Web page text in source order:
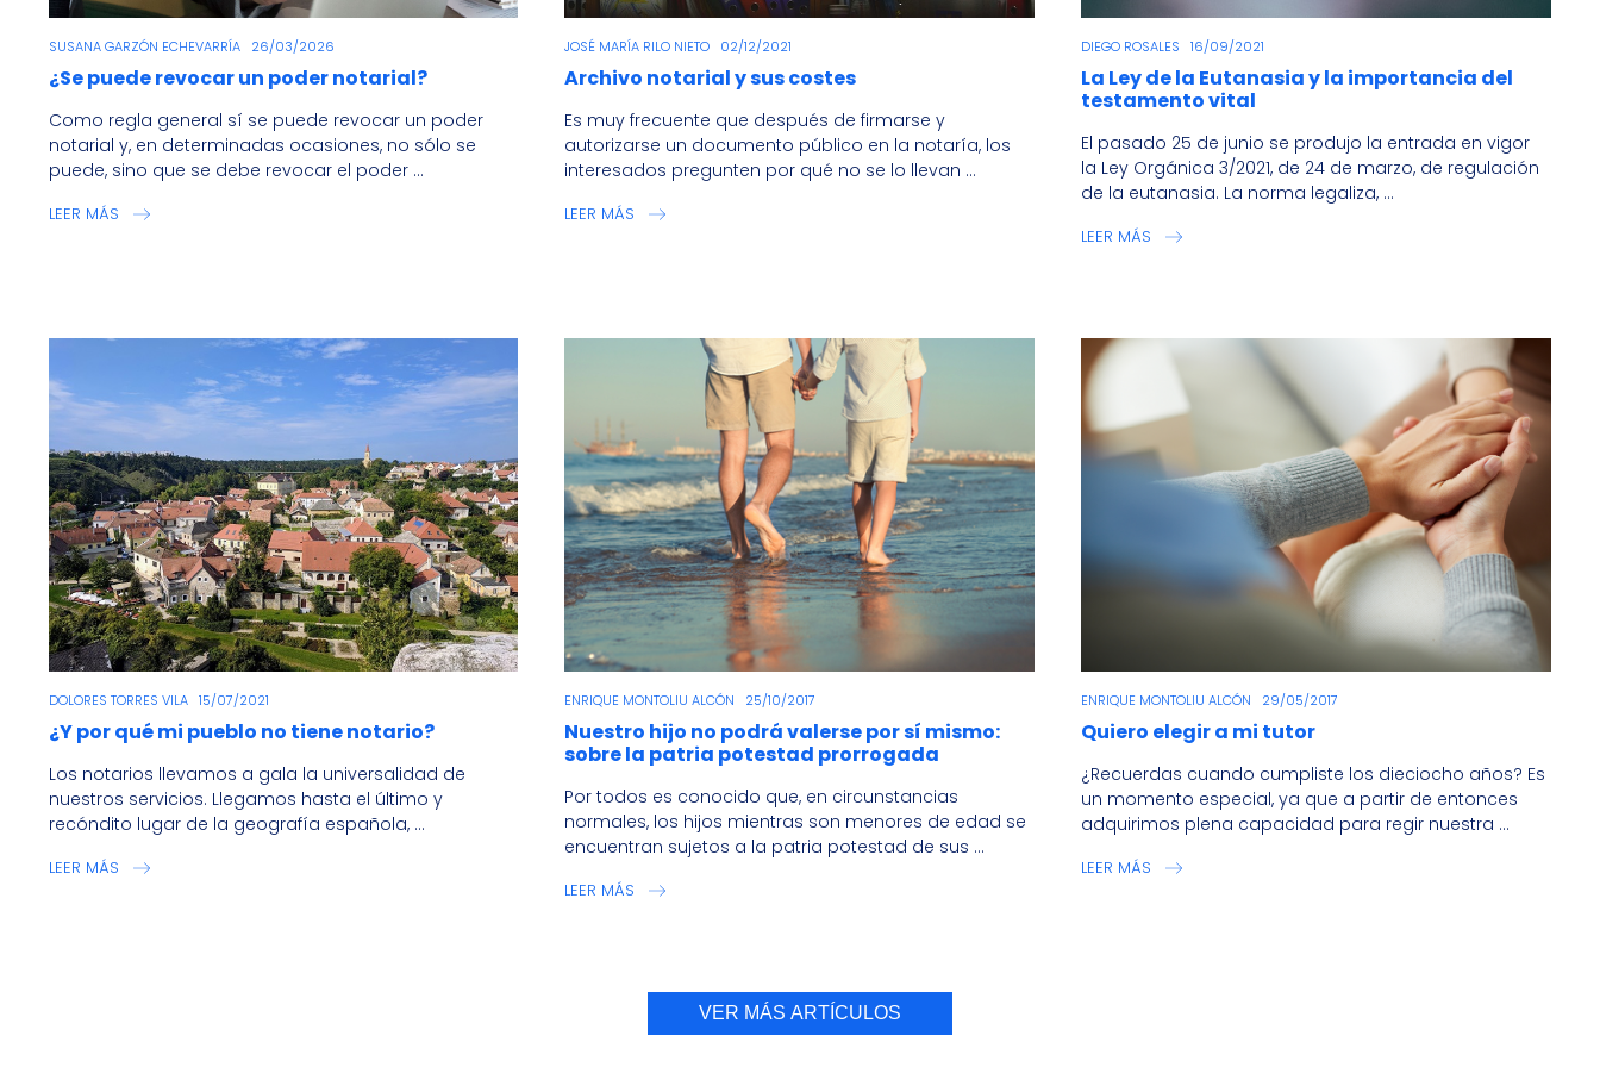
SUSANA GARZÓN ECHEVARRÍA 26/03/2026
¿Se puede revocar un poder notarial?
Como regla general sí se puede revocar un poder
notarial y, en determinadas ocasiones, no sólo se
puede, sino que se debe revocar el poder ...
LEER MÁS
JOSÉ MARÍA RILO NIETO 02/12/2021
Archivo notarial y sus costes
Es muy frecuente que después de firmarse y
autorizarse un documento público en la notaría, los
interesados pregunten por qué no se lo llevan ...
LEER MÁS
DIEGO ROSALES 16/09/2021
La Ley de la Eutanasia y la importancia del
testamento vital
El pasado 25 de junio se produjo la entrada en vigor
la Ley Orgánica 3/2021, de 24 de marzo, de regulación
de la eutanasia. La norma legaliza, ...
LEER MÁS
DOLORES TORRES VILA 15/07/2021
¿Y por qué mi pueblo no tiene notario?
Los notarios llevamos a gala la universalidad de
nuestros servicios. Llegamos hasta el último y
recóndito lugar de la geografía española, ...
LEER MÁS
ENRIQUE MONTOLIU ALCÓN 25/10/2017
Nuestro hijo no podrá valerse por sí mismo:
sobre la patria potestad prorrogada
Por todos es conocido que, en circunstancias
normales, los hijos mientras son menores de edad se
encuentran sujetos a la patria potestad de sus ...
LEER MÁS
ENRIQUE MONTOLIU ALCÓN 29/05/2017
Quiero elegir a mi tutor
¿Recuerdas cuando cumpliste los dieciocho años? Es
un momento especial, ya que a partir de entonces
adquirimos plena capacidad para regir nuestra ...
LEER MÁS
VER MÁS ARTÍCULOS